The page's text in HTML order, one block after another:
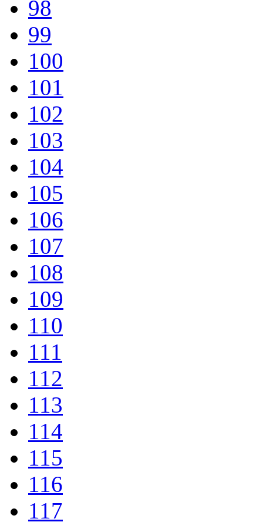
98
99
100
101
102
103
104
105
106
107
108
109
110
111
112
113
114
115
116
117